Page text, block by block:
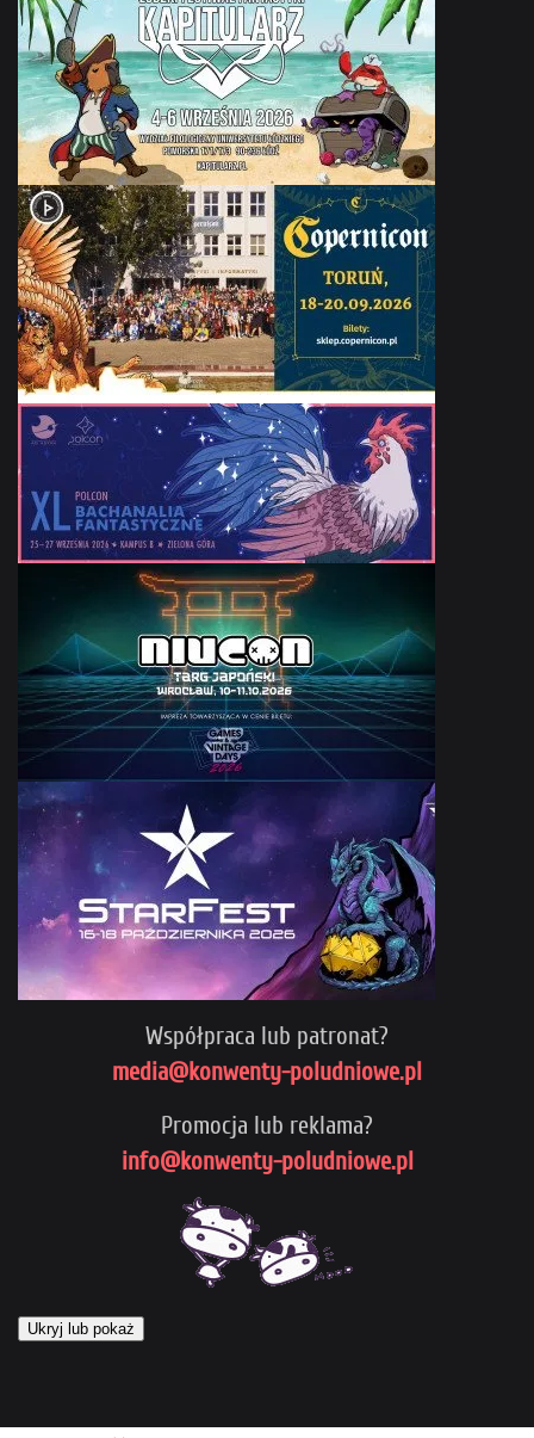
Współpraca lub patronat?
media@konwenty-poludniowe.pl
Promocja lub reklama?
info@konwenty-poludniowe.pl
Ukryj lub pokaż